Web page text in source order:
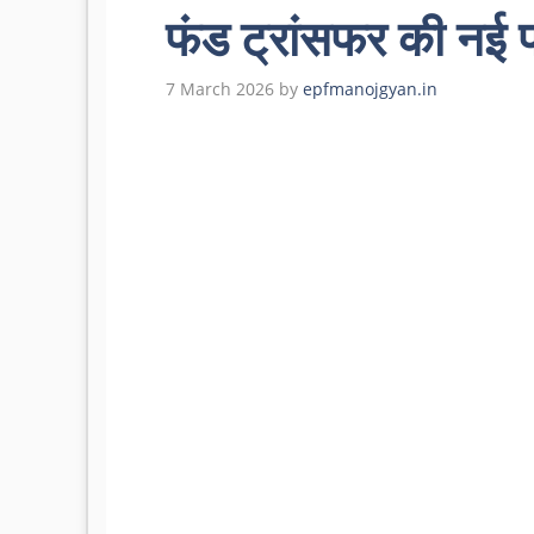
फंड ट्रांसफर की नई
7 March 2026 by epfmanojgyan.in